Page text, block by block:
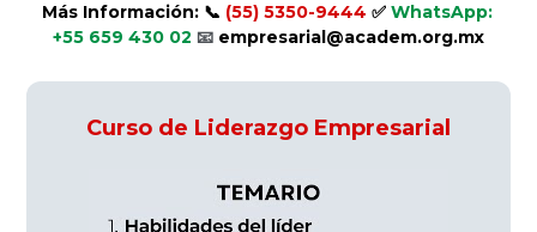
Más Información: 📞 (55) 5350-9444 ✅ WhatsApp:
+55 659 430 02 📧 empresarial@academ.org.mx
Curso de Liderazgo Empresarial